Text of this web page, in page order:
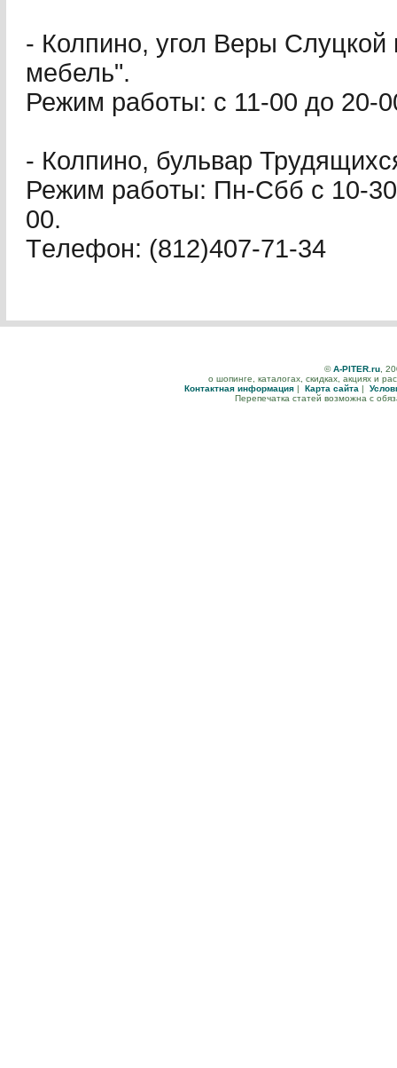
- Колпино, угол Веры
мебель".
Режим paбoты: с 11-00 до 20-
- Колпино, бульвар
Режим paбoты: Пн-Сбб с 10-
00.
Тeлeфoн: (812)407-71-34
©A-PITER.ru,
о шопинге, каталогах, скидках, акциях и
Контактная информация | Карта сайта |
Перепечатка статей возможна с